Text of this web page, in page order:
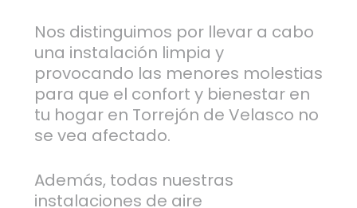
Nos distinguimos por llevar a cabo
una instalación limpia y
provocando las menores molestias
para que el confort y bienestar en
tu hogar en Torrejón de Velasco no
se vea afectado.
Además, todas nuestras
instalaciones de aire